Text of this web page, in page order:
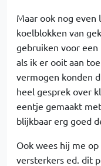
Maar ook nog
koelblokken van
gebruiken voor
als ik er ooit aan
vermogen konden
heel gesprek over
eentje gemaakt
blijkbaar erg goed
Ook wees hij me
versterkers ed. dit